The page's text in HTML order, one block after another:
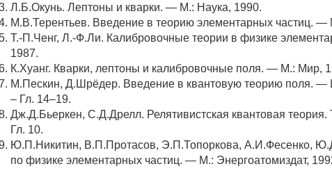
Л.Б.Окунь. Лептоны и кварки. — М.: Наука, 1990.
М.В.Терентьев. Введение в теорию элементарных частиц.
Т.-П.Ченг, Л.-Ф.Ли. Калибровочные теории в физике
1987.
К.Хуанг. Кварки, лептоны и калибровочные поля. — М.: Мир,
М.Пескин, Д.Шрёдер. Введение в квантовую теорию поля.
– Гл. 14–19.
Дж.Д.Бьеркен, С.Д.Дрелл. Релятивистская квантовая
Гл. 10.
Ю.П.Никитин, В.П.Протасов, Э.П.Топоркова, А.И.Фесенко,
по физике элементарных частиц. — М.: Энергоатомиздат,